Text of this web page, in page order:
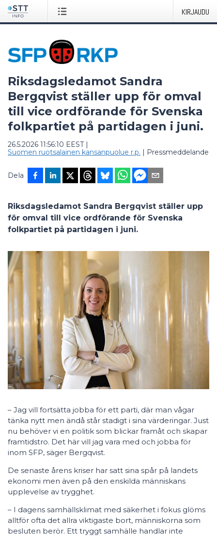
KIRJAUDU
Riksdagsledamot Sandra
Bergqvist ställer upp för omval
till vice ordförande för Svenska
folkpartiet på partidagen i juni.
26.5.2026 11:56:10 EEST|
Suomen ruotsalainen kansanpuolue r.p. | Pressmeddelande
Dela
Riksdagsledamot Sandra Bergqvist ställer upp
för omval till vice ordförande för Svenska
folkpartiet på partidagen i juni.
– Jag vill fortsätta jobba för ett parti, där man vågar
tänka nytt men ändå står stadigt i sina värderingar. Just
nu behöver vi en politik som blickar framåt och skapar
framtidstro. Det här vill jag vara med och jobba för
inom SFP, säger Bergqvist.
De senaste årens kriser har satt sina spår på landets
ekonomi men även på den enskilda människans
upplevelse av trygghet.
– I dagens samhällsklimat med säkerhet i fokus glöms
alltför ofta det allra viktigaste bort, människorna som
besluten berör. Ett tryggt samhälle handlar inte